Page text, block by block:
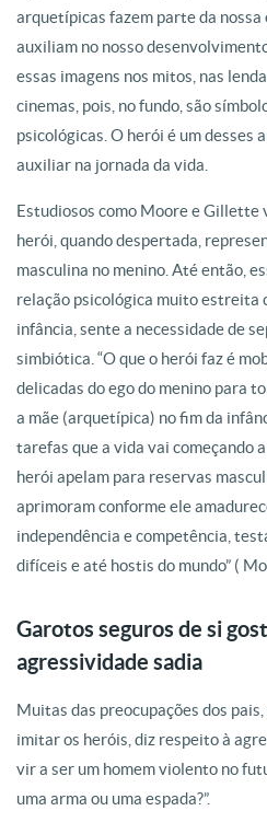
arquetípicas fazem parte da
auxiliam no nosso
essas imagens nos mitos, nas
cinemas, pois, no fundo, são
psicológicas. O herói é um desses
auxiliar na jornada da vida.
Estudiosos como Moore e Gillette
herói, quando despertada,
masculina no menino. Até então,
relação psicológica muito estreita
infância, sente a necessidade de
simbiótica. “O que o herói faz é
delicadas do ego do menino para
a mãe (arquetípica) no fim da
tarefas que a vida vai começando
herói apelam para reservas
aprimoram conforme ele
independência e competência,
difíceis e até hostis do mundo” (
Garotos seguros de si
agressividade sadia
Muitas das preocupações dos
imitar os heróis, diz respeito à
vir a ser um homem violento no
uma arma ou uma espada?”.